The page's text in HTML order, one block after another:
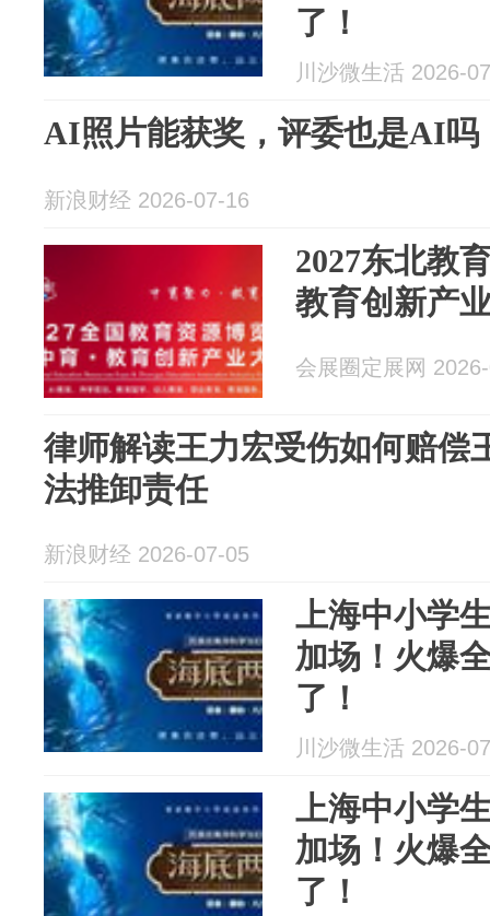
了！
川沙微生活 2026-
AI照片能获奖，评委也是AI吗
新浪财经 2026-07-16
2027东北教
教育创新产
会展圈定展网
律师解读王力宏受伤如何赔偿
法推卸责任
新浪财经 2026-07-05
上海中小学
加场！火爆
了！
川沙微生活 2026-
上海中小学
加场！火爆
了！